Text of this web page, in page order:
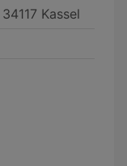
Kassel